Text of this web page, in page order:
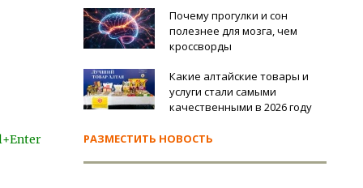
Почему прогулки и сон
полезнее для мозга, чем
кроссворды
Какие алтайские товары и
услуги стали самыми
качественными в 2026 году
РАЗМЕСТИТЬ НОВОСТЬ